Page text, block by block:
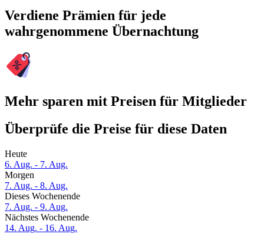
Verdiene Prämien für jede
wahrgenommene Übernachtung
Mehr sparen mit Preisen für Mitglieder
Überprüfe die Preise für diese Daten
Heute
6. Aug. - 7. Aug.
Morgen
7. Aug. - 8. Aug.
Dieses Wochenende
7. Aug. - 9. Aug.
Nächstes Wochenende
14. Aug. - 16. Aug.